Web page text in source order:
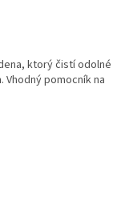
ktorý čistí odolné
pomocník na